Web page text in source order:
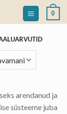
0
arendanud ja
süsteeme juba